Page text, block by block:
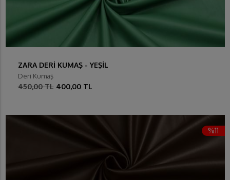
ZARA DERİ KUMAŞ - YEŞİL
Deri Kumaş
450,00 TL 400,00 TL
%11